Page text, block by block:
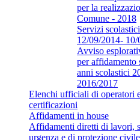
per la
Comune - 2018
Servizi
12/09/2014- 10/
Avviso
per affidamento
anni scolastici
2016/2017
Elenchi ufficiali di operatori
certificazioni
Affidamenti in house
Affidamenti diretti di lavori,
urgenza e di protezione civile